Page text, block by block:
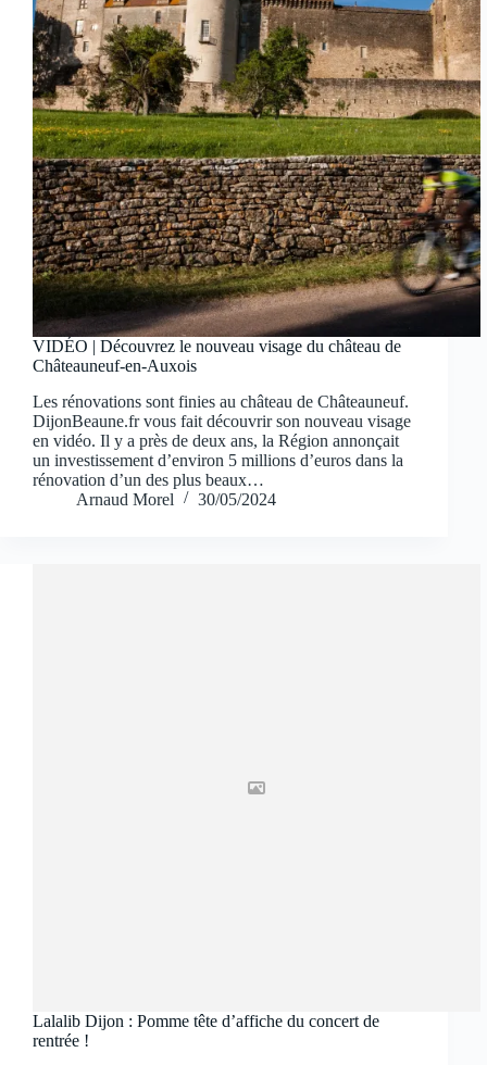
VIDÉO | Découvrez le nouveau visage du château de
Châteauneuf-en-Auxois
Les rénovations sont finies au château de Châteauneuf.
DijonBeaune.fr vous fait découvrir son nouveau visage
en vidéo. Il y a près de deux ans, la Région annonçait
un investissement d’environ 5 millions d’euros dans la
rénovation d’un des plus beaux…
Arnaud Morel
30/05/2024
Lalalib Dijon : Pomme tête d’affiche du concert de
rentrée !